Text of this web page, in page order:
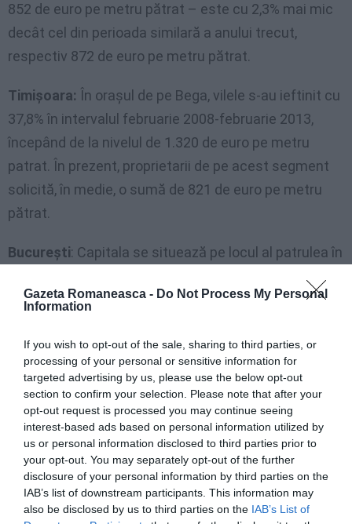
Gazeta Romaneasca - Do Not Process My Personal
Information
If you wish to opt-out of the sale, sharing to third parties, or
processing of your personal or sensitive information for
targeted advertising by us, please use the below opt-out
section to confirm your selection. Please note that after your
opt-out request is processed you may continue seeing
interest-based ads based on personal information utilized by
us or personal information disclosed to third parties prior to
your opt-out. You may separately opt-out of the further
disclosure of your personal information by third parties on the
IAB’s list of downstream participants. This information may
also be disclosed by us to third parties on the IAB’s List of
852 de euro pe metru pătrat – este cu 2,3% mai mic
decât cel din perioada similară a anului trecut,
respectiv 872 de euro pe metru pătrat.
Timişoara: În oraşul de pe Bega, vilele s-au ieftinit cu
37,8% în intervalul februarie 2008-februarie 2013,
începând de la nivelul de 1.320 de euro pe metru
patrat. În prezent, proprietarii de pe acest segment
solicită, în medie, o sumă de 821 de euro pe metru
pătrat.
Bucureşti: Capitala se situează pe locul al patrulea în
clasamentul realizat de Imobiliare.ro. Aici, casele şi
vilele s-au ieftinit cu 36% din 2008 încoace, de la o
preţul mediu solicitat de proprietarii de case şi vile
este de 1.099 de euro pe metru pătrat; aceasta
suma este egală cu preţul mediu solicitat în luna
februarie pentru apartamentele vechi şi noi din
Capitală.
Bucureştiul este, în prezent, singurul mare oraş al
ţării în care preţurile caselor se menţin peste